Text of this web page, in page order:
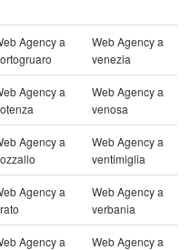
Agency a
Web Agency a
venezia
Agency a
Web Agency a
venosa
Agency a
Web Agency a
ventimiglia
Agency a
Web Agency a
verbania
Agency a
Web Agency a